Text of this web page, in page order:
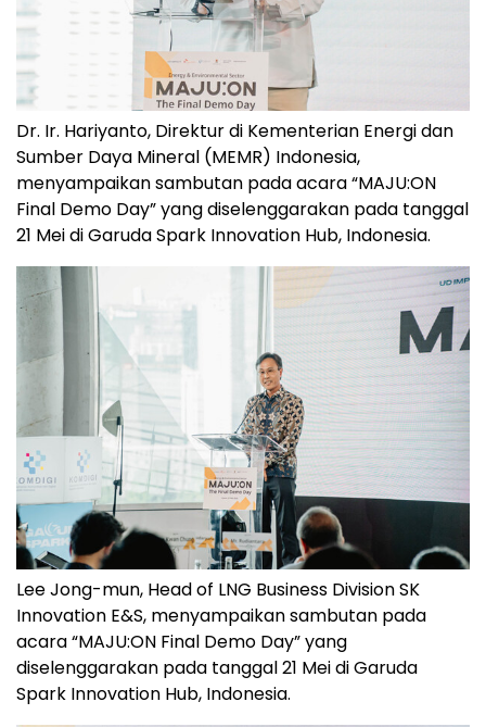
Dr. Ir. Hariyanto, Direktur di Kementerian Energi dan
Sumber Daya Mineral (MEMR) Indonesia,
menyampaikan sambutan pada acara “MAJU:ON
Final Demo Day” yang diselenggarakan pada tanggal
21 Mei di Garuda Spark Innovation Hub, Indonesia.
Lee Jong-mun, Head of LNG Business Division SK
Innovation E&S, menyampaikan sambutan pada
acara “MAJU:ON Final Demo Day” yang
diselenggarakan pada tanggal 21 Mei di Garuda
Spark Innovation Hub, Indonesia.